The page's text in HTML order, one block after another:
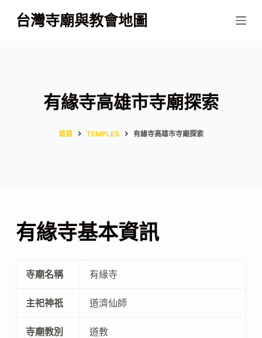
跳
至
台灣寺廟與教會地圖
有緣寺高雄市寺廟探索
首頁 TEMPLES 有緣寺高雄市寺廟探索
有緣寺基本資訊
寺廟名稱 有緣寺
主祀神祇 道濟仙師
寺廟教別 道教